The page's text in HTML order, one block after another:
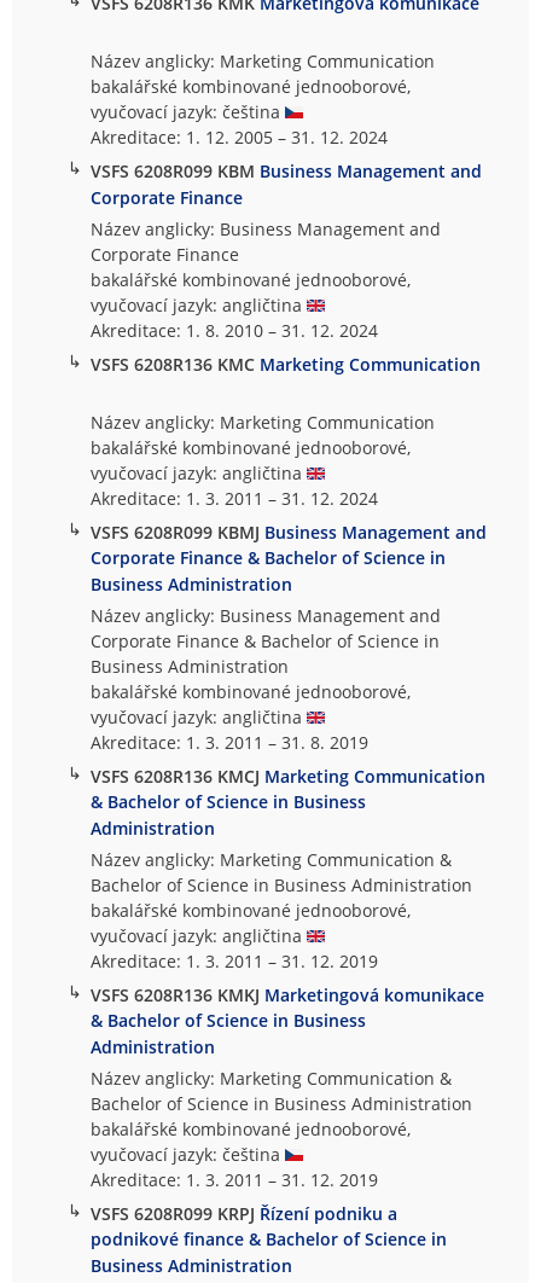
Název anglicky: Marketing Communication
bakalářské kombinované jednooborové,
vyučovací jazyk: čeština
Akreditace: 1. 12. 2005 – 31. 12. 2024
↳ VSFS 6208R099 KBM Business Management and
Corporate Finance
Název anglicky: Business Management and
Corporate Finance
bakalářské kombinované jednooborové,
vyučovací jazyk: angličtina
Akreditace: 1. 8. 2010 – 31. 12. 2024
↳ VSFS 6208R136 KMC Marketing Communication
Název anglicky: Marketing Communication
bakalářské kombinované jednooborové,
vyučovací jazyk: angličtina
Akreditace: 1. 3. 2011 – 31. 12. 2024
↳ VSFS 6208R099 KBMJ Business Management and
Corporate Finance & Bachelor of Science in
Business Administration
Název anglicky: Business Management and
Corporate Finance & Bachelor of Science in
Business Administration
bakalářské kombinované jednooborové,
vyučovací jazyk: angličtina
Akreditace: 1. 3. 2011 – 31. 8. 2019
↳ VSFS 6208R136 KMCJ Marketing Communication
& Bachelor of Science in Business
Administration
Název anglicky: Marketing Communication &
Bachelor of Science in Business Administration
bakalářské kombinované jednooborové,
vyučovací jazyk: angličtina
Akreditace: 1. 3. 2011 – 31. 12. 2019
↳ VSFS 6208R136 KMKJ Marketingová komunikace
& Bachelor of Science in Business
Administration
Název anglicky: Marketing Communication &
Bachelor of Science in Business Administration
bakalářské kombinované jednooborové,
vyučovací jazyk: čeština
Akreditace: 1. 3. 2011 – 31. 12. 2019
↳ VSFS 6208R099 KRPJ Řízení podniku a
podnikové finance & Bachelor of Science in
Business Administration